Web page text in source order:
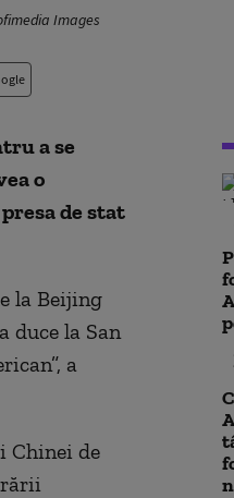
Images
a se
o
de stat
la Beijing
duce la San
a
Chinei de